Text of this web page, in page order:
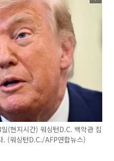
(현지시간) 워싱턴D.C. 백악관 집
. (워싱턴D.C./AFP연합뉴스)